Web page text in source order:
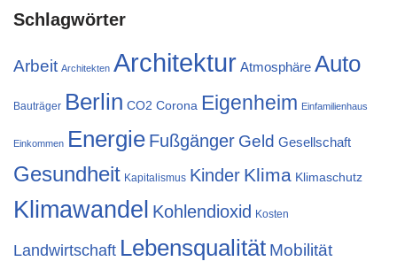
Schlagwörter
Arbeit Architekten Architektur Atmosphäre Auto
Bauträger Berlin CO2 Corona Eigenheim Einfamilienhaus
Einkommen Energie Fußgänger Geld Gesellschaft
Gesundheit Kapitalismus Kinder Klima Klimaschutz
Klimawandel Kohlendioxid Kosten
Landwirtschaft Lebensqualität Mobilität